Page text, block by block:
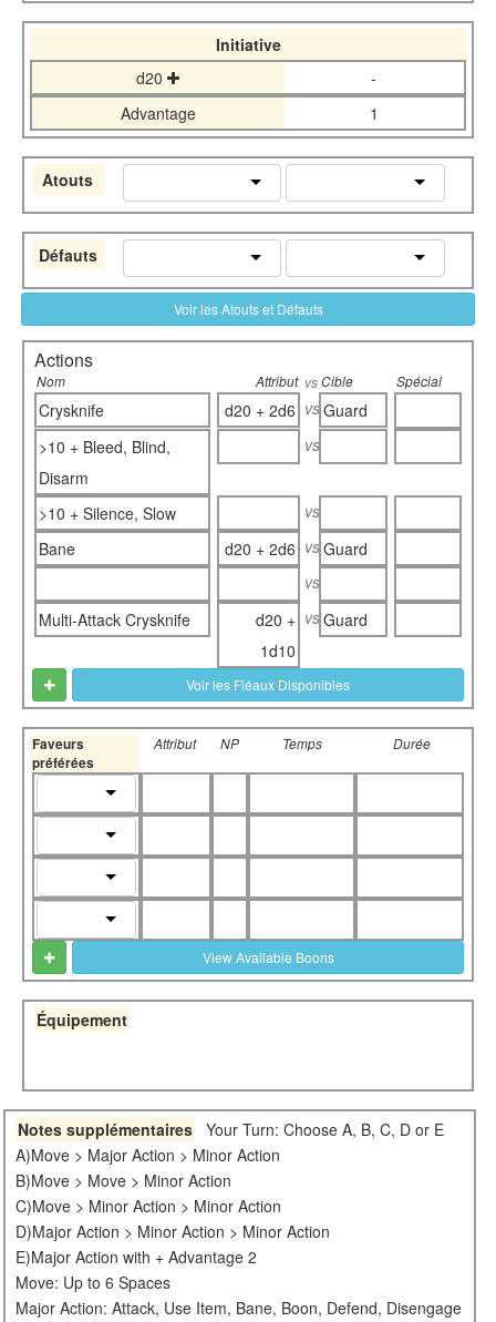
Initiative
d20
-
Advantage
1
Atouts
Défauts
Voir les Atouts et Défauts
Actions
Nom Attribut vs Cible Spécial
Crysknife d20 + 2d6 vs Guard
>10 + Bleed, Blind,
Disarm
vs
>10 + Silence, Slow
vs
Bane
d20 + 2d6 vs Guard
vs
Multi-Attack Crysknife
d20 +
1d10
vs Guard
Voir les Fléaux Disponibles
Faveurs
préférées
Attribut NP Temps Durée
View Available Boons
Équipement
Notes supplémentaires Your Turn: Choose A, B, C, D or E
A)Move > Major Action > Minor Action
B)Move > Move > Minor Action
C)Move > Minor Action > Minor Action
D)Major Action > Minor Action > Minor Action
E)Major Action with + Advantage 2
Move: Up to 6 Spaces
Major Action: Attack, Use Item, Bane, Boon, Defend, Disengage